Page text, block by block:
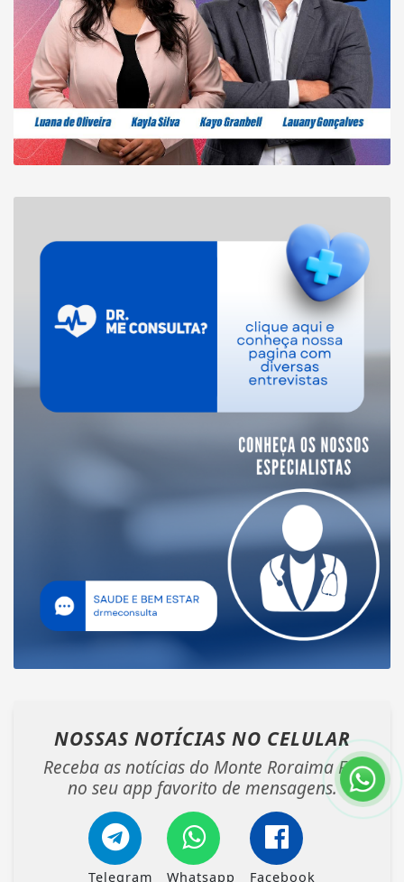
NOSSAS NOTÍCIAS NO CELULAR
Receba as notícias do Monte Roraima FM
no seu app favorito de mensagens.
Telegram Whatsapp Facebook